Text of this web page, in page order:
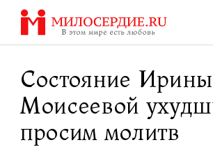
Перейти
содержанию
Состояние Ирины
Моисеевой
просим молитв